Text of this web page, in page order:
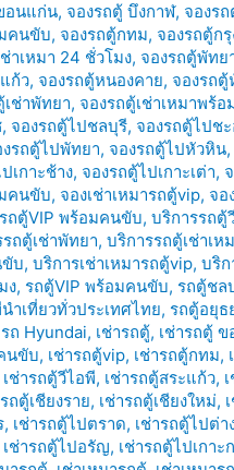
อนแก่น, จองรถตู้ บึงกาฬ, จองร
คนขับ, จองรถตู้กทม, จองรถตู้กรุ
าเหมา 24 ชั่วโมง, จองรถตู้พัทย
ก้ว, จองรถตู้หนองคาย, จองรถ
เช่าพัทยา, จองรถตู้เช่าเหมาพร้
, จองรถตู้ไปชลบุรี, จองรถตู้ไปช
รถตู้ไปพัทยา, จองรถตู้ไปหัวหิน,
เกาะช้าง, จองรถตู้ไปเกาะเต่า,
คนขับ, จองเช่าเหมารถตู้vip, จอ
ถตู้VIP พร้อมคนขับ,บริการรถตู้
ถตู้เช่าพัทยา,บริการรถตู้เช่าเ
ขับ,บริการเช่าเหมารถตู้vip,บริก
ง, รถตู้VIP พร้อมคนขับ, รถตู้ชล
ำเที่ยวทั่วประเทศไทย, รถตู้อยุธ
ถ Hyundai, เช่ารถตู้, เช่ารถตู้
นขับ, เช่ารถตู้vip, เช่ารถตู้กทม,
เช่ารถตู้วีไอพี, เช่ารถตู้สระแก้ว,
ถตู้เชียงราย, เช่ารถตู้เชียงใหม่,
, เช่ารถตู้ไปตราด, เช่ารถตู้ไปต่า
เช่ารถตู้ไปอรัญ, เช่ารถตู้ไปเกาะ